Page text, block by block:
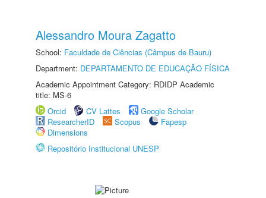
Alessandro Moura Zagatto
School: Faculdade de Ciências (Câmpus de Bauru)
Department: DEPARTAMENTO DE EDUCAÇÃO FÍSICA
Academic Appointment Category: RDIDP Academic
title: MS-6
Orcid
CV Lattes
Google Scholar
ResearcherID
Scopus
Fapesp
Dimensions
Repositório Institucional UNESP